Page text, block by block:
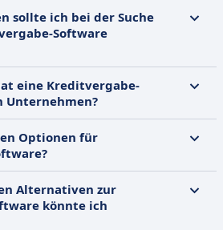
sollte ich bei der Suche
Software
eine Kreditvergabe-
Unternehmen?
Optionen für
Alternativen zur
könnte ich